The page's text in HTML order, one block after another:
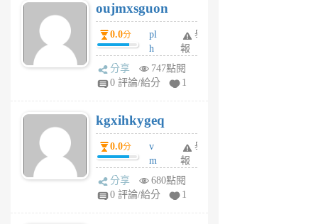
個
月
前
個
月
前
oujmxsguon
0.0分
pl
h
wi
w
6
個
月
前
舉
報
分享
747點閱
0 評論/給分
1
kgxihkygeq
0.0分
v
m
sg
sr
舉
報
分享
680點閱
0 評論/給分
1